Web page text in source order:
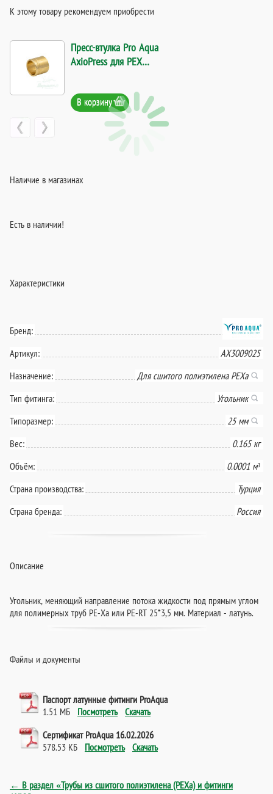
К этому товару рекомендуем приобрести
Пресс-втулка Pro Aqua
AxioPress для PEX
В корзину
Наличие в магазинах
Есть в наличии!
Характеристики
Бренд:
Артикул:
AX3009025
Назначение:
Для сшитого полиэтилена PEXa
Тип фитинга:
Угольник
Типоразмер:
25 мм
Вес:
0.165 кг
Объём:
0.0001 м³
Страна производства:
Турция
Страна бренда:
Россия
Описание
Угольник, меняющий направление потока жидкости под прямым углом
для полимерных труб PE-Xa или PE-RT 25*3,5 мм. Материал - латунь.
Файлы и документы
Паспорт латунные фитинги ProAqua
1.51 МБ Посмотреть Скачать
Сертификат ProAqua 16.02.2026
578.53 КБ Посмотреть Скачать
← В раздел «Трубы из сшитого полиэтилена (PEXa) и фитинги